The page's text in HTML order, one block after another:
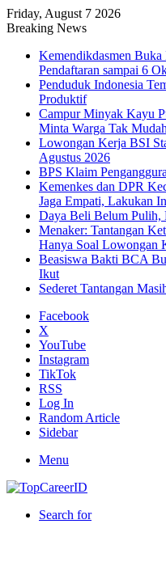
Friday, August 7 2026
Breaking News
Kemendikdasmen
Pendaftaran sampai 6
Penduduk Indonesia
Produktif
Campur Minyak Kayu
Minta Warga Tak
Lowongan Kerja BSI
Agustus 2026
BPS Klaim
Kemenkes dan DPR
Jaga Empati, Lakukan
Daya Beli Belum Pulih,
Menaker: Tantangan
Hanya Soal Lowongan
Beasiswa Bakti BCA
Ikut
Sederet Tantangan
Facebook
X
YouTube
Instagram
TikTok
RSS
Log In
Random Article
Sidebar
Menu
Search for